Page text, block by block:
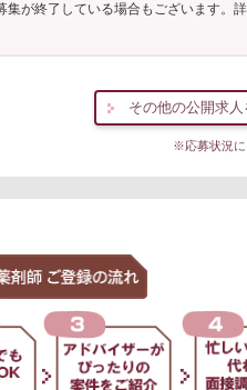
集が終了している場合もございます。
その他の公開求人
※応募状況に